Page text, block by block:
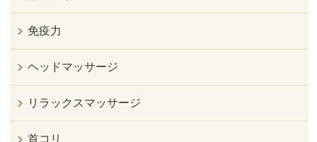
免疫力
ヘッドマッサージ
リラックスマッサージ
首コリ